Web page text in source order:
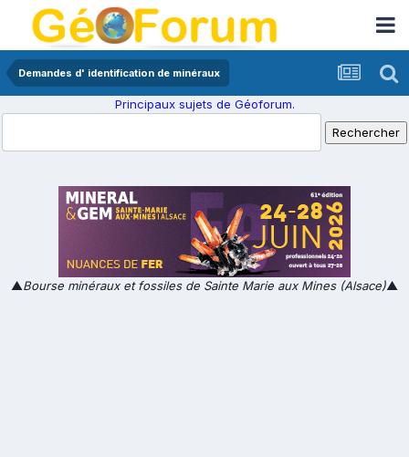
Demandes d' identification de minéraux
Principaux sujets de Géoforum.
▲Bourse minéraux et fossiles de Sainte Marie aux Mines (Alsace)▲